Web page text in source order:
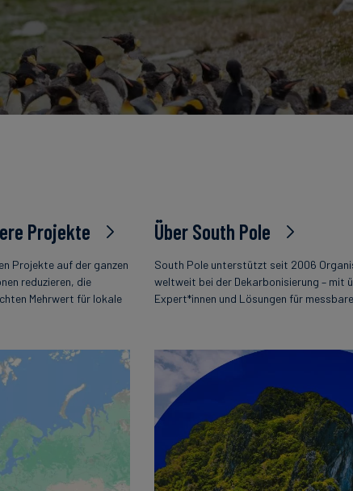
Projekte
Projekte auf der ganzen
reduzieren, die
Mehrwert für lokale
Über South Pole
South Pole unterstützt seit 2006
weltweit bei der Dekarbonisierung – mit
Expert*innen und Lösungen für